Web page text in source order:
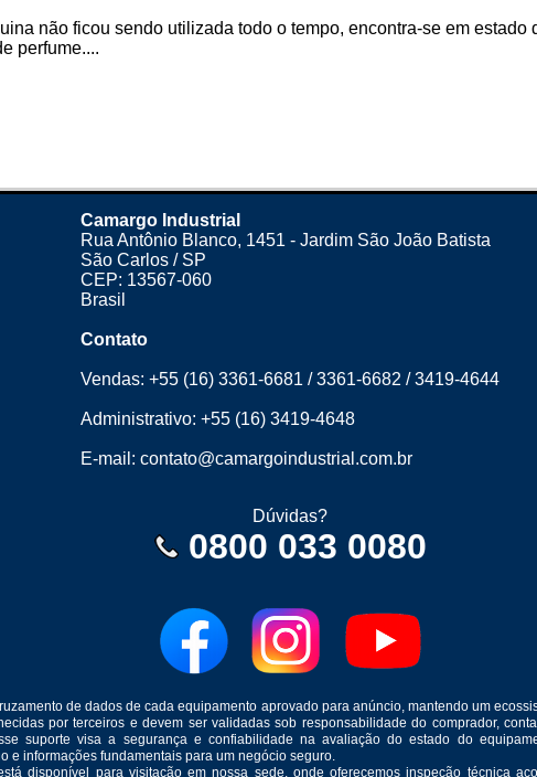
não ficou sendo utilizada todo o tempo, encontra-se em
perfume....
Camargo Industrial
Rua Antônio Blanco, 1451 - Jardim São João Batista
São Carlos / SP
CEP: 13567-060
Brasil
Contato
Vendas: +55 (16) 3361-6681 /3361-6682 /3419-4644
Administrativo: +55 (16) 3419-4648
E-mail: contato@camargoindustrial.com.br
Dúvidas?
0800 033 0080
de dados de cada equipamento aprovado para anúncio, mantendo um
por terceiros e devem ser validadas sob responsabilidade do comprador,
suporte visa a segurança e confiabilidade na avaliação do estado do
e informações fundamentais para um negócio seguro.
disponível para visitação em nossa sede, onde oferecemos inspeção técnica